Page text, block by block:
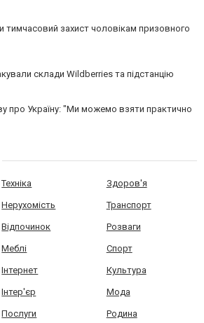
тимчасовий захист чоловікам призовного
склади Wildberries та підстанцію
про Україну: "Ми можемо взяти практично
Техніка Здоров'я
Нерухомість Транспорт
Відпочинок Розваги
Меблі Спорт
Інтернет Культура
Інтер'єр Мода
Послуги Родина